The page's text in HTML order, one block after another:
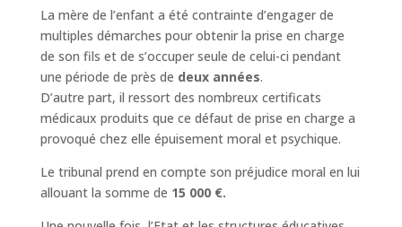
La mère de l’enfant a été contrainte d’engager de
multiples démarches pour obtenir la prise en charge
de son fils et de s’occuper seule de celui-ci pendant
une période de près de deux années.
D’autre part, il ressort des nombreux certificats
médicaux produits que ce défaut de prise en charge a
provoqué chez elle épuisement moral et psychique.
Le tribunal prend en compte son préjudice moral en lui
allouant la somme de 15 000 €.